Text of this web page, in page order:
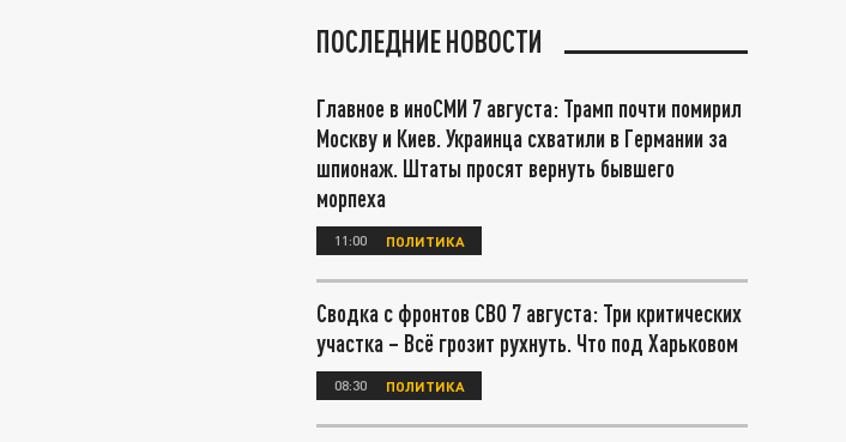
ПОСЛЕДНИЕ НОВОСТИ
Главное в иноСМИ 7 августа: Трамп почти помирил
Москву и Киев. Украинца схватили в Германии за
шпионаж. Штаты просят вернуть бывшего
морпеха
11:00 ПОЛИТИКА
Сводка с фронтов СВО 7 августа: Три критических
участка – Всё грозит рухнуть. Что под Харьковом
08:30 ПОЛИТИКА